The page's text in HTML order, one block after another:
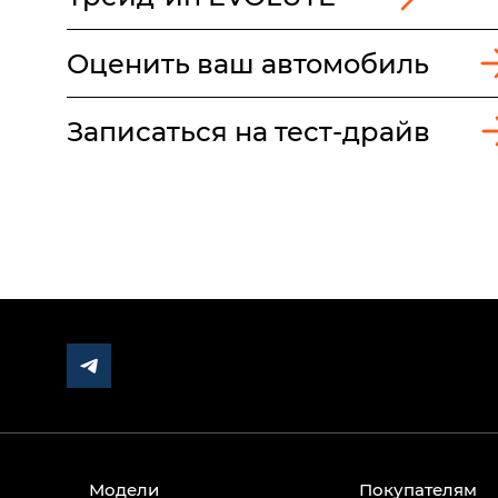
Оценить ваш автомобиль
Записаться на тест-драйв
Модели Покупателям